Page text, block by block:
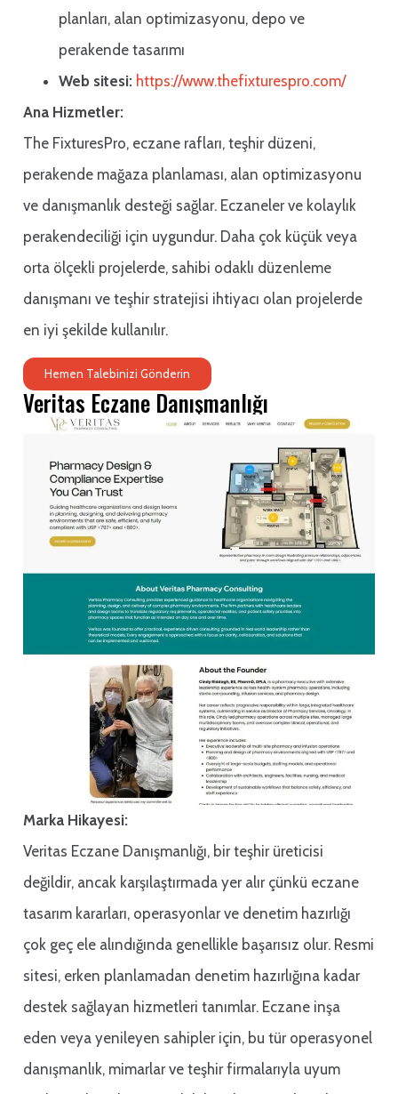
planları, alan optimizasyonu, depo ve
perakende tasarımı
Web sitesi: https://www.thefixturespro.com/
Ana Hizmetler:
The FixturesPro, eczane rafları, teşhir düzeni,
perakende mağaza planlaması, alan optimizasyonu
ve danışmanlık desteği sağlar. Eczaneler ve kolaylık
perakendeciliği için uygundur. Daha çok küçük veya
orta ölçekli projelerde, sahibi odaklı düzenleme
danışmanı ve teşhir stratejisi ihtiyacı olan projelerde
en iyi şekilde kullanılır.
Hemen Talebinizi Gönderin
Veritas Eczane Danışmanlığı
Marka Hikayesi:
Veritas Eczane Danışmanlığı, bir teşhir üreticisi
değildir, ancak karşılaştırmada yer alır çünkü eczane
tasarım kararları, operasyonlar ve denetim hazırlığı
çok geç ele alındığında genellikle başarısız olur. Resmi
sitesi, erken planlamadan denetim hazırlığına kadar
destek sağlayan hizmetleri tanımlar. Eczane inşa
eden veya yenileyen sahipler için, bu tür operasyonel
danışmanlık, mimarlar ve teşhir firmalarıyla uyum